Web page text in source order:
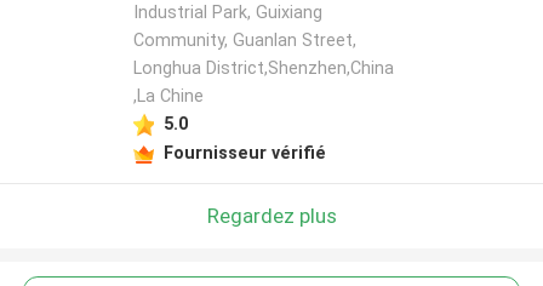
Industrial Park, Guixiang
Community, Guanlan Street,
Longhua District,Shenzhen,China
,La Chine
5.0
Fournisseur vérifié
Regardez plus